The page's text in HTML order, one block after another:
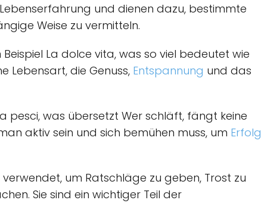
und dienen dazu, bestimmte
Weise zu vermitteln.
La dolce vita, was so viel bedeutet wie
Lebensart, die Genuss, Entspannung und das
pesci, was übersetzt Wer schläft, fängt keine
aktiv sein und sich bemühen muss, um Erfolg
um Ratschläge zu geben, Trost zu
Sie sind ein wichtiger Teil der